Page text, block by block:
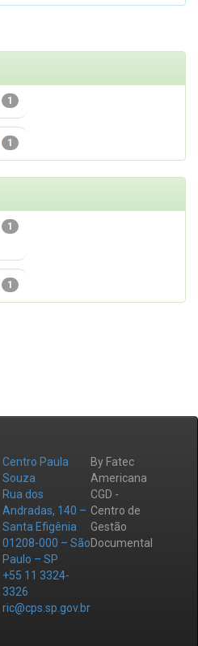
1
1
1
1
Centro Paula
Souza
Rua dos
Andradas, 140 –
Santa Efigênia
01208-000 – São
Paulo – SP
+55 11 3324-
3326
ric@cps.sp.gov.br
By Fatec
Americana
CGD -
Centro de
Gestão
Documental